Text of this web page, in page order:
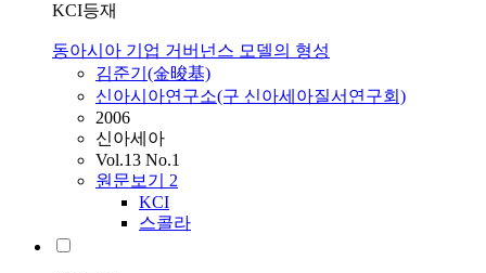
KCI등재
동아시아 기업 거버넌스 모델의 형성
김준기(金晙基)
신아시아연구소(구 신아세아질서연구회)
2006
신아세아
Vol.13 No.1
원문보기 2
KCI
스콜라